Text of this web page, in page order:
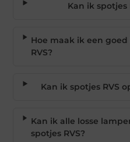
Kan ik spotjes
Hoe maak ik een
RVS?
Kan ik spotjes RVS
Kan ik alle losse
spotjes RVS?